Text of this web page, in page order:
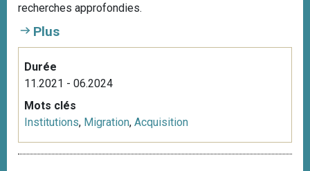
recherches approfondies.
Plus
Durée
11.2021 - 06.2024
Mots clés
Institutions, Migration, Acquisition